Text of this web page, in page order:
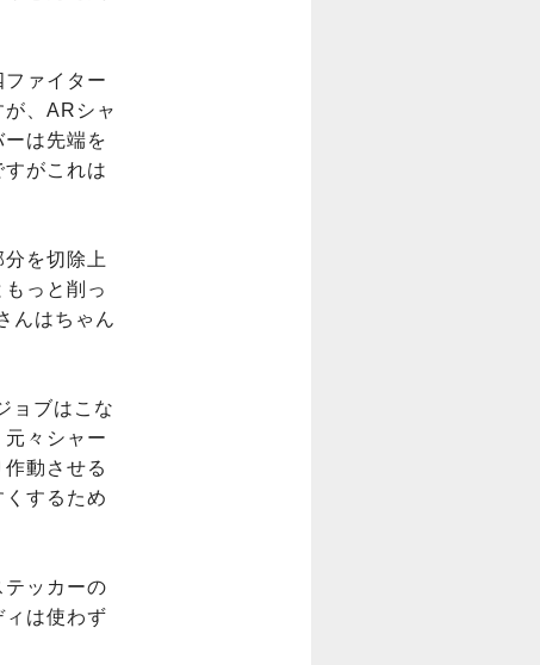
ァイター
、ARシャ
は先端を
がこれは
を切除上
っと削っ
んはちゃん
ョブはこな
々シャー
動させる
するため
ッカーの
は使わず